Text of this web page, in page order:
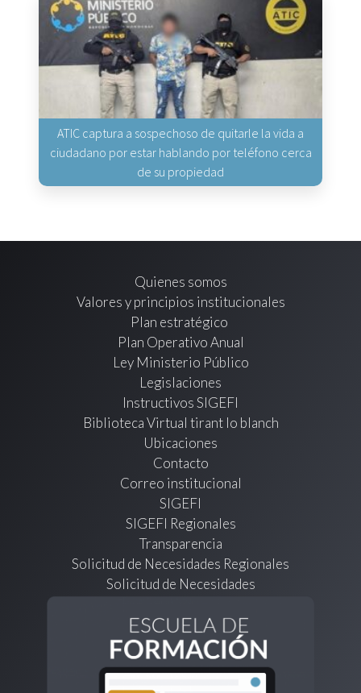
ATIC captura a sospechoso de quitarle la vida a
ciudadano por estar hablando por teléfono cerca
de su propiedad
Quienes somos
Valores y principios institucionales
Plan estratégico
Plan Operativo Anual
Ley Ministerio Público
Legislaciones
Instructivos SIGEFI
Biblioteca Virtual tirant lo blanch
Ubicaciones
Contacto
Correo institucional
SIGEFI
SIGEFI Regionales
Transparencia
Solicitud de Necesidades Regionales
Solicitud de Necesidades